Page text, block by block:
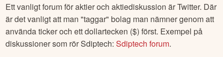
Ett vanligt forum för aktier och aktiediskussion är Twitter. Där
är det vanligt att man "taggar" bolag man nämner genom att
använda ticker och ett dollartecken ($) först. Exempel på
diskussioner som rörSdiptech:Sdiptech forum.